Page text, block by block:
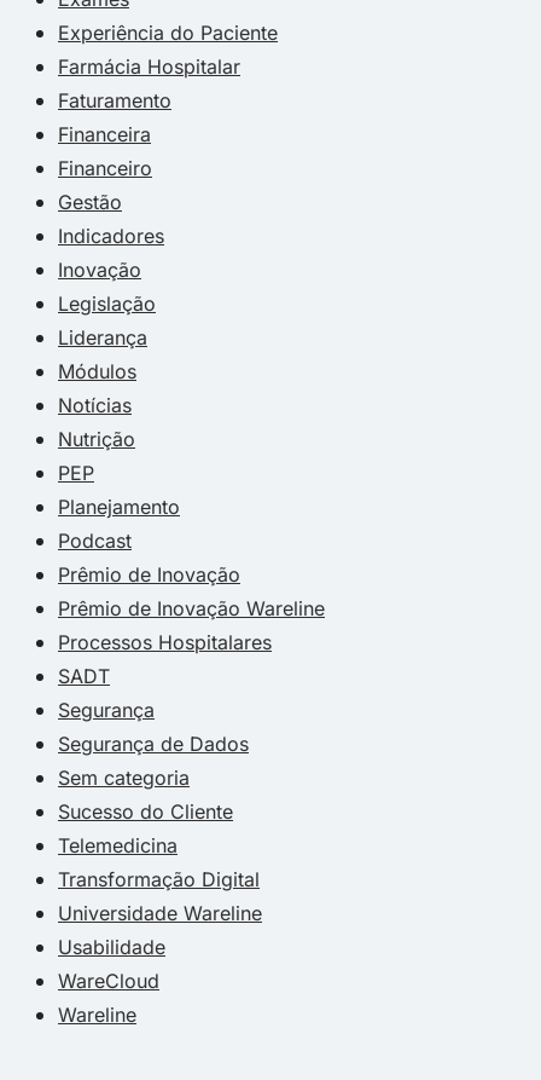
Experiência do Paciente
Farmácia Hospitalar
Faturamento
Financeira
Financeiro
Gestão
Indicadores
Inovação
Legislação
Liderança
Módulos
Notícias
Nutrição
PEP
Planejamento
Podcast
Prêmio de Inovação
Prêmio de Inovação Wareline
Processos Hospitalares
SADT
Segurança
Segurança de Dados
Sem categoria
Sucesso do Cliente
Telemedicina
Transformação Digital
Universidade Wareline
Usabilidade
WareCloud
Wareline